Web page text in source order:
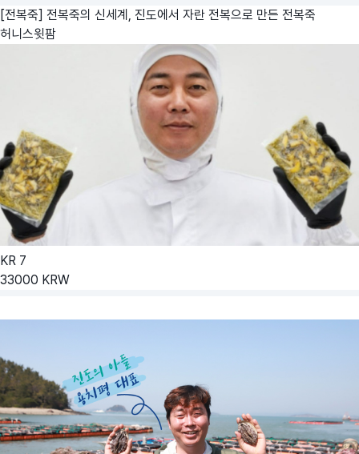
[전복죽] 전복죽의 신세계, 진도에서 자란 전복으로 만든 전복죽
허니스윗팜
KR 7
33000 KRW